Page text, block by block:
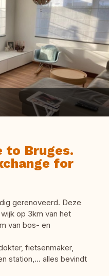
to Bruges.
for
gerenoveerd. Deze
op 3km van het
van bos- en
fietsenmaker,
station,... alles bevindt